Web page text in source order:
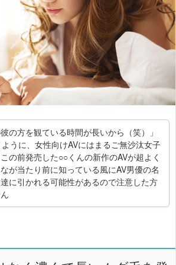
の方を観ている時間が長いから（笑）」
ように、女性向けAVにはまるご無沙汰女子
の前発売した○○くんの新作のAVが超よく
が当たり前に知っている風にAV男優の名
に引かれる可能性があるので注意した方